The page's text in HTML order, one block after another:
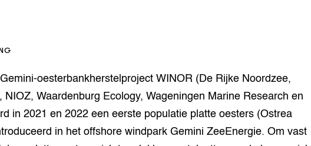
Aquacultuur
Aanpakken
oesterbankherstelproject WINOR (De Rijke Noordzee,
NIOZ, Waardenburg Ecology, Wageningen Marine Research en
in 2021 en 2022 een eerste populatie platte oesters (Ostrea
in het offshore windpark Gemini ZeeEnergie. Om vast